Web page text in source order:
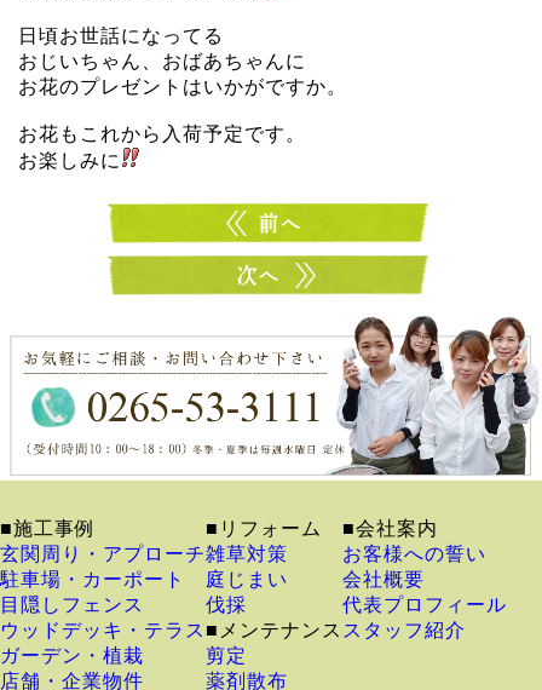
日頃お世話になってる
おじいちゃん、おばあちゃんに
お花のプレゼントはいかがですか。
お花もこれから入荷予定です。
お楽しみに
■施工事例
玄関周り・アプローチ
駐車場・カーポート
目隠しフェンス
ウッドデッキ・テラス
ガーデン・植栽
店舗・企業物件
■リフォーム
雑草対策
庭じまい
伐採
■メンテナンス
剪定
薬剤散布
■会社案内
お客様への誓い
会社概要
代表プロフィール
スタッフ紹介